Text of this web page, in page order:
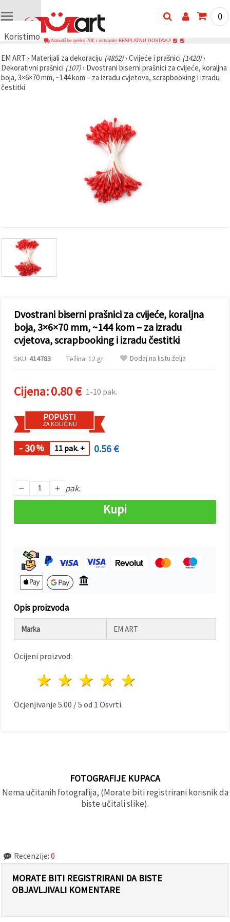
Koristimo
🍪
Koristimo
kolačiće i
slične
relevantniji
oglase,
uključujući
uz pomoć
naših
partnera za
pristati na
kolačića
klikom na
sve!" Ili
naznačiti
preferencije
odabirom
određene
vrste
klikom na
Prihvati
sve
0
Narudžbe preko 70€ i ostvarite BESPLATNU DOSTAVU!
EM ART › Materijali za dekoraciju (4852)› Cvijeće i prašnici (1420)›
Dekorativni prašnici (107)› Dvostrani biserni prašnici za cvijeće, koraljna
boja, 3×6×70 mm, ~144 kom – za izradu cvjetova, scrapbooking i izradu
čestitki
Dvostrani biserni prašnici za cvijeće, koraljna
boja, 3×6×70 mm, ~144 kom – za izradu
cvjetova, scrapbooking i izradu čestitki
SKU: 414783 Težina: 12 gr. Dodaj na listu želja
Cijena:0.80 € 1-10 pak.
POPUSTI
ZA KOLIČINU
- 30% 11 pak. + 0.56 €
pak.
Kupi
Opis proizvoda
Marka EM ART
Ocijeni proizvod:
4 zvijezde
3 zvijezde
2 zvijezde
1 zvijezda
Ocjenjivanje 5.00 /5 od 1 Osvrti.
FOTOGRAFIJE KUPACA
Nema učitanih fotografija, (Morate biti registrirani korisnik da
biste učitali slike).
Recenzije: 0
MORATE BITI REGISTRIRANI DA BISTE
OBJAVLJIVALI KOMENTARE